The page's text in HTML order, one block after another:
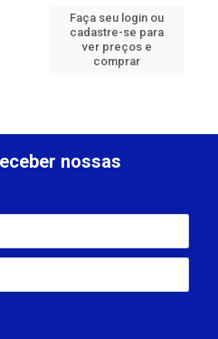
Faça seu login ou
cadastre-se para
ver preços e
comprar
nossas